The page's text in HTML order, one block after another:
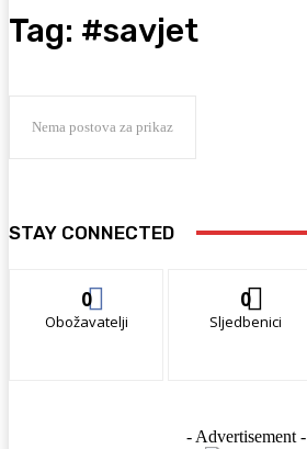
Tag: #savjet
Nema postova za prikaz
STAY CONNECTED
0
Obožavatelji
0
Sljedbenici
- Advertisement -